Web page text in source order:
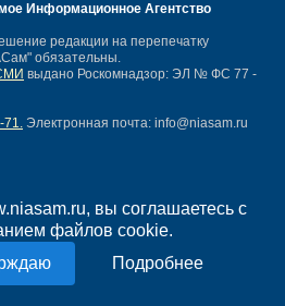
вы соглашаетесь с
файлов cookie.
Подробнее
Информационное Агентство
редакции на перепечатку
обязательны.
выдано Роскомнадзор: ЭЛ № ФС 77 -
71. Электронная почта: info@niasam.ru
данных